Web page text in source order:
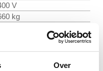
Over
V
kg
(vooruit/achteruit)